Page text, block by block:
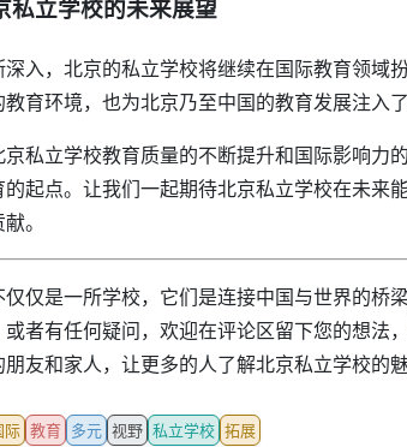
私立学校的未来展望
入，北京的私立学校将继续在国际教育领域
育环境，也为北京乃至中国的教育发展注入了
私立学校教育质量的不断提升和国际影响力
起点。让我们一起期待北京私立学校在未来
。
仅是一所学校，它们是连接中国与世界的桥
者有任何疑问，欢迎在评论区留下您的想法
友和家人，让更多的人了解北京私立学校的魅
际 教育 多元 视野 私立学校 拓展